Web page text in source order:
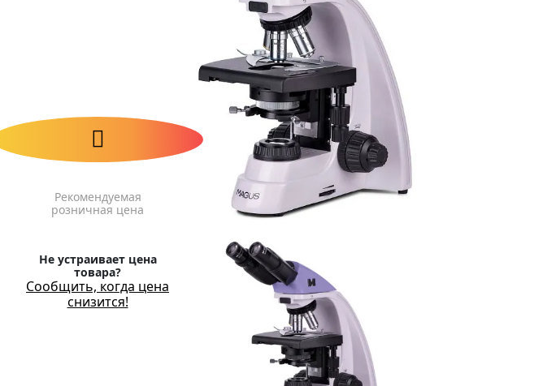
Рекомендуемая
розничная цена
Не устраивает цена
товара?
Сообщить, когда цена
снизится!